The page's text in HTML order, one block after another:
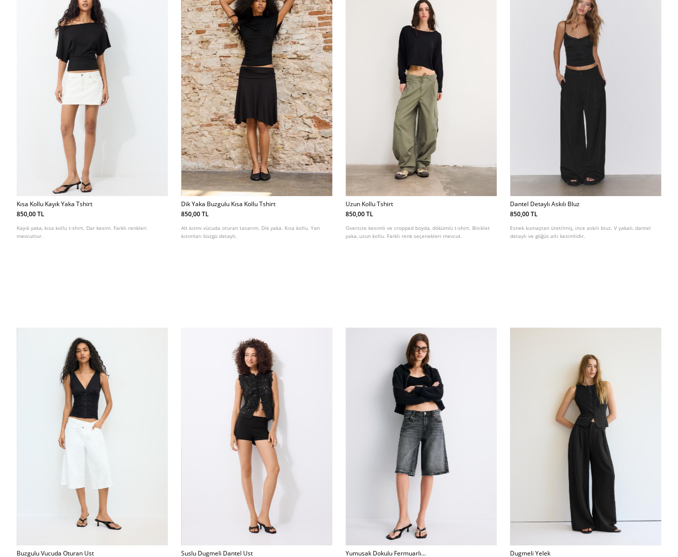
Kısa Kollu Kayık Yaka Tshirt
850,00 TL
Kayık yaka, kısa kollu t-shirt. Dar kesim. Farklı renkleri
mevcuttur.
Dik Yaka Buzgulu Kısa Kollu Tshirt
850,00 TL
Alt kısmı vücuda oturan tasarım. Dik yaka. Kısa kollu. Yan
kısımları büzgü detaylı.
Uzun Kollu Tshirt
850,00 TL
Oversize kesimli ve cropped boyda, dökümlü t-shirt. Bisiklet
yaka, uzun kollu. Farklı renk seçenekleri mevcut.
Dantel Detaylı Askılı Bluz
850,00 TL
Esnek kumaştan üretilmiş, ince askılı bluz. V yakalı, dantel
detaylı ve göğüs altı kesimlidir.
Buzgulu Vucuda Oturan Ust
Suslu Dugmeli Dantel Ust
Yumusak Dokulu Fermuarlı
Dugmeli Yelek